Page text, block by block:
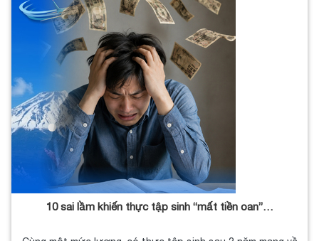
10 sai lầm khiến thực tập sinh “mất tiền oan”…